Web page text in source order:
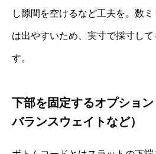
し隙間を空けるなど工夫を。数
は出やすいため、実寸で採寸し
す。
下部を固定するオプション
バランスウェイトなど）